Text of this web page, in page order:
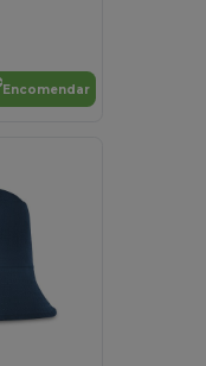
Encomendar